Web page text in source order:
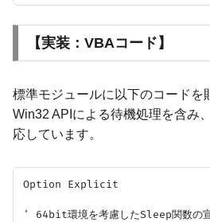
【実装：VBAコード】
標準モジュールに以下のコードを
Win32 APIによる待機処理を含み
応しています。
Option Explicit
' 64bit環境を考慮したSleep関数の